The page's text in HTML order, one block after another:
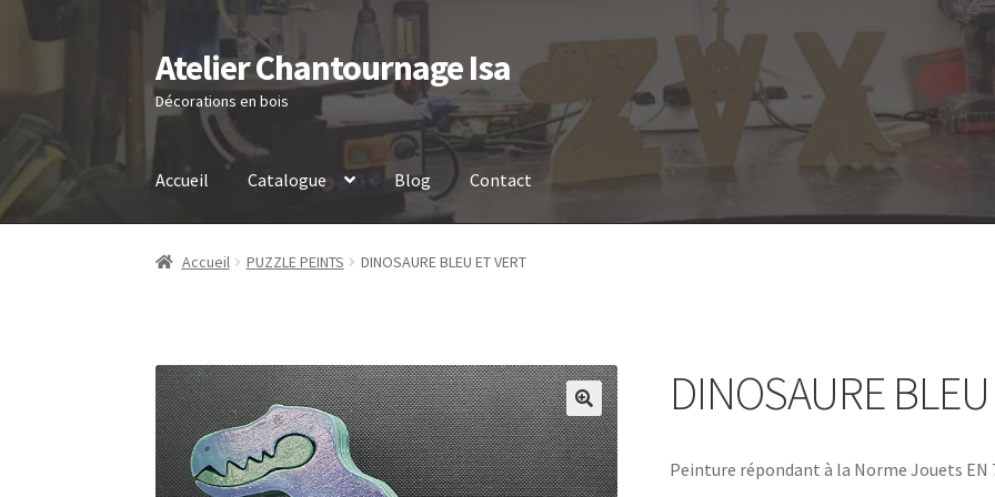
Aller
à
la
navigation
Aller
au
contenu
Atelier Chantournage Isa
Décorations en bois
Accueil Catalogue Blog Contact
Accueil PUZZLE PEINTS DINOSAURE BLEU ET VERT
DINOSAURE
Peinture répondant à la Norme Jouets EN